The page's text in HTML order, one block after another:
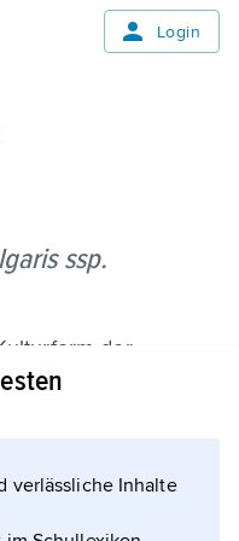
Login
ssp.
der
ersten Jahr an
in der Erde
verlässliche Inhalte